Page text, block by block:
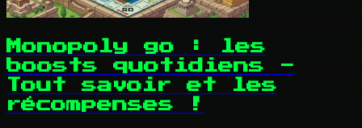
Monopoly go : les
boosts quotidiens -
Tout savoir et les
récompenses !